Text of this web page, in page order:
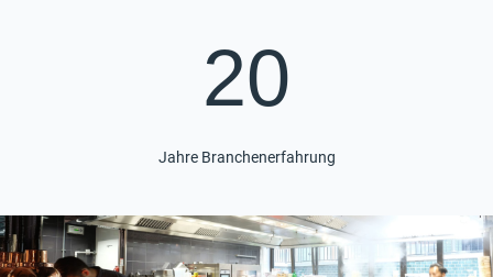
20
Jahre Branchenerfahrung